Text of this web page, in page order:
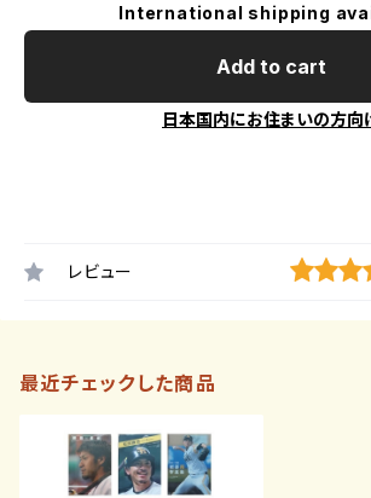
International shipping
Add to cart
日本国内にお住まいの方向
レビュー
最近チェックした商品